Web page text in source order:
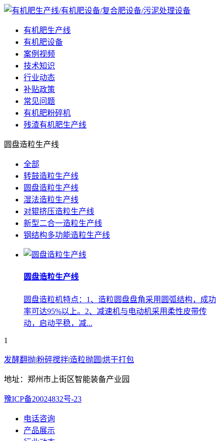
有机肥生产线
有机肥设备
案例视频
技术知识
行业动态
补贴政策
常见问题
有机肥粉碎机
残渣有机肥生产线
圆盘造粒生产线
全部
转鼓造粒生产线
圆盘造粒生产线
湿法造粒生产线
对辊挤压造粒生产线
新型二合一造粒生产线
钢结构多功能造粒生产线
圆盘造粒生产线
圆盘造粒机特点：1、造粒圆盘盘角采用圆弧结构，成功
率可达95%以上。2、减速机与电动机采用柔性皮带传
动，启动平稳，减...
1
发酵翻抛|粉碎搅拌|造粒抛圆 |烘干打包
地址：郑州市上街区智能装备产业园
豫ICP备20024832号-23
电话咨询
产品展示